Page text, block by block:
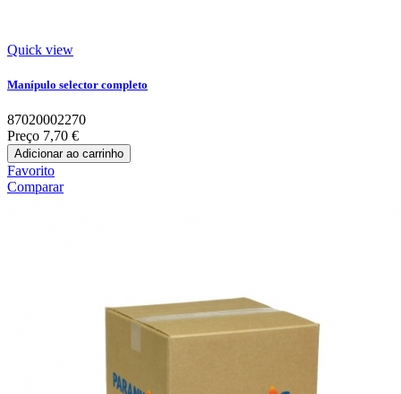
Quick view
Manípulo selector completo
87020002270
Preço 7,70 €
Adicionar ao carrinho
Favorito
Comparar